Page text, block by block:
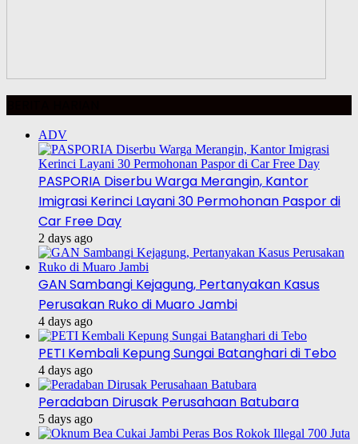
ADV
PASPORIA Diserbu Warga Merangin, Kantor
Imigrasi Kerinci Layani 30 Permohonan Paspor di
Car Free Day
2 days ago
GAN Sambangi Kejagung, Pertanyakan Kasus
Perusakan Ruko di Muaro Jambi
4 days ago
PETI Kembali Kepung Sungai Batanghari di Tebo
4 days ago
Peradaban Dirusak Perusahaan Batubara
5 days ago